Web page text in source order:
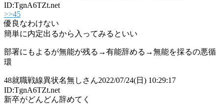
ID:TgnA6TZt.net
>>45
優良なわけない
簡単に内定出るから入ってみるといい
部署にもよるが無能が残る→有能辞める→無能を採るの悪循
環
48就職戦線異状名無しさん2022/07/24(日) 10:29:17
ID:TgnA6TZt.net
新卒がどんどん辞めてく